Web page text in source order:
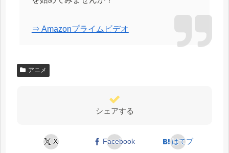
⇒ Amazonプライムビデオ
アニメ
シェアする
X Facebook はてブ